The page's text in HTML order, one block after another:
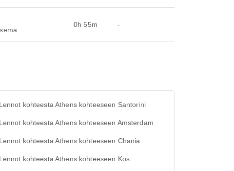
0h 55m -
Lennot kohteesta Athens kohteeseen Santorini
Lennot kohteesta Athens kohteeseen Amsterdam
Lennot kohteesta Athens kohteeseen Chania
Lennot kohteesta Athens kohteeseen Kos